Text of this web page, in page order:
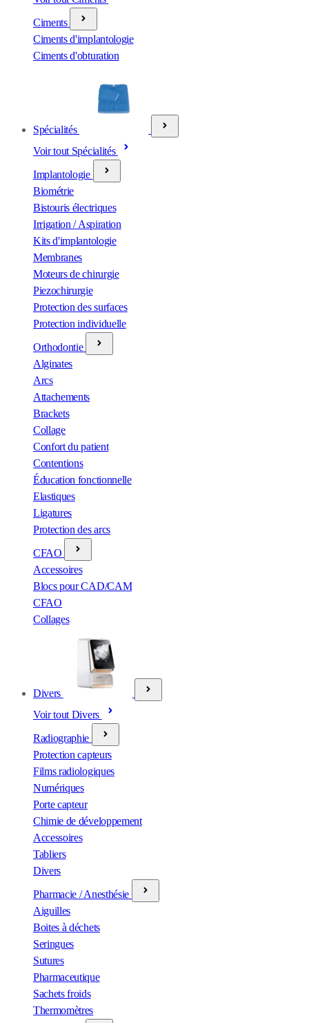
Ciments
Ciments d'implantologie
Ciments d'obturation
Spécialités
Voir tout Spécialités
Implantologie
Biométrie
Bistouris électriques
Irrigation / Aspiration
Kits d'implantologie
Membranes
Moteurs de chirurgie
Piezochirurgie
Protection des surfaces
Protection individuelle
Orthodontie
Alginates
Arcs
Attachements
Brackets
Collage
Confort du patient
Contentions
Éducation fonctionnelle
Elastiques
Ligatures
Protection des arcs
CFAO
Accessoires
Blocs pour CAD/CAM
CFAO
Collages
Divers
Voir tout Divers
Radiographie
Protection capteurs
Films radiologiques
Numériques
Porte capteur
Chimie de développement
Accessoires
Tabliers
Divers
Pharmacie / Anesthésie
Aiguilles
Boites à déchets
Seringues
Sutures
Pharmaceutique
Sachets froids
Thermomètres